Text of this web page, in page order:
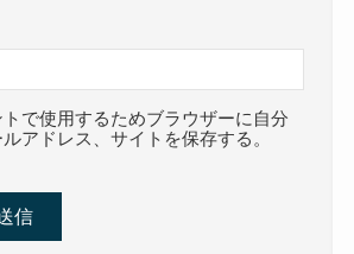
で使用するためブラウザーに自分
アドレス、サイトを保存する。